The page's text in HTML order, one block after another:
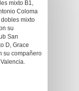
mixto B1,
Coloma
mixto
su
San
D, Grace
su compañero